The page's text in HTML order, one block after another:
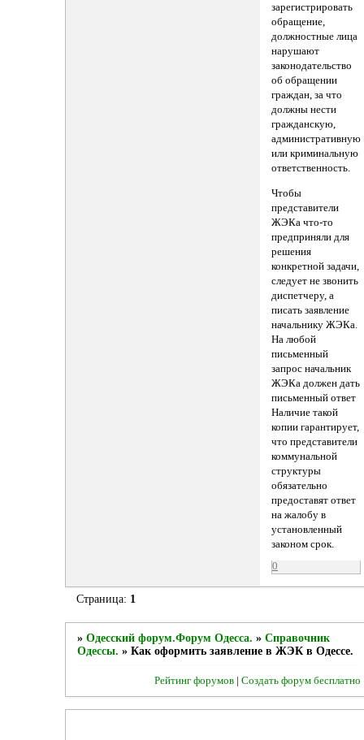
зарегистрировать
обращение,
должностные лица
нарушают
законодательство
об обращении
граждан, за что
должны нести
гражданскую,
административную
или криминальную
ответственность.
Чтобы
представители
ЖЭКа что-то
предприняли для
решения
конкретной задачи,
следует не звонить
диспетчеру, а
писать заявление
начальнику ЖЭКа.
На любой
письменный
запрос начальник
ЖЭКа должен дать
письменный ответ
Наличие такой
копии гарантирует,
что представители
коммунальной
структуры
обязательно
предоставят ответ
на жалобу в
установленный
законом срок.
0
Страница: 1
» Одесский форум.Форум Одесса. » Справочник
Одессы. » Как оформить заявление в ЖЭК в Одессе.
Рейтинг форумов |Создать форум бесплатно